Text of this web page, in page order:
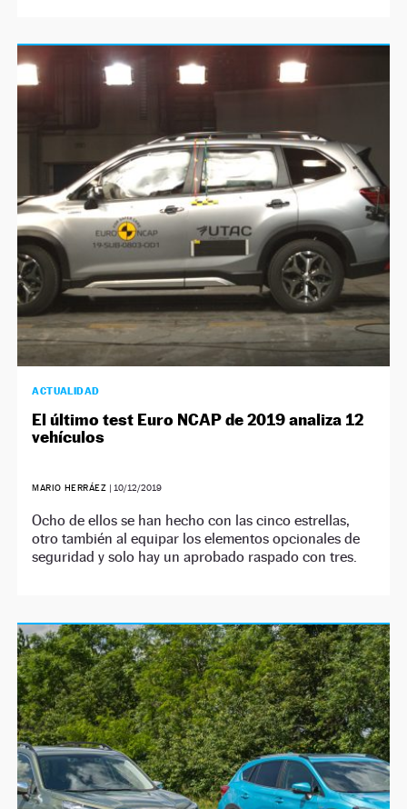
ACTUALIDAD
El último test Euro NCAP de 2019 analiza 12
vehículos
MARIO HERRÁEZ | 10/12/2019
Ocho de ellos se han hecho con las cinco estrellas,
otro también al equipar los elementos opcionales de
seguridad y solo hay un aprobado raspado con tres.